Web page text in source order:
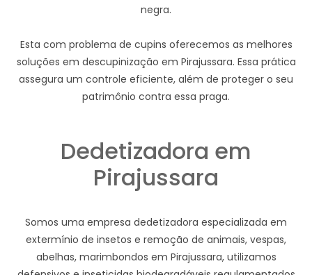
negra.
Esta com problema de cupins oferecemos as melhores
soluções em descupinização em Pirajussara. Essa prática
assegura um controle eficiente, além de proteger o seu
patrimônio contra essa praga.
Dedetizadora em
Pirajussara
Somos uma empresa dedetizadora especializada em
extermínio de insetos e remoção de animais, vespas,
abelhas, marimbondos em Pirajussara, utilizamos